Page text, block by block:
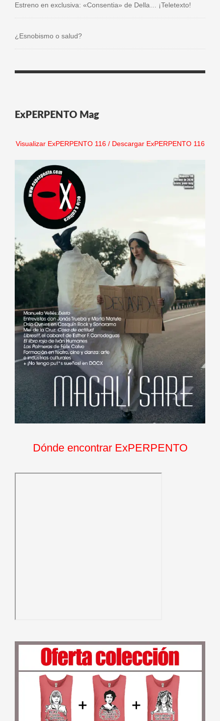
Estreno en exclusiva: «Consentia» de Della… ¡Teletexto!
¿Esnobismo o salud?
ExPERPENTO Mag
Visualizar ExPERPENTO 116/ Descargar ExPERPENTO 116
Dónde encontrar ExPERPENTO